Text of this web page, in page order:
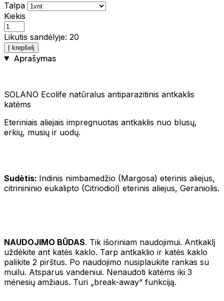
Talpa
Kiekis
Likutis sandėlyje: 20
Į krepšelį
Aprašymas
SOLANO Ecolife natūralus antiparazitinis antkaklis
katėms
Eteriniais aliejais impregnuotas antkaklis nuo blusų,
erkių, musių ir uodų.
Sudėtis: Indinis nimbamedžio (Margosa) eterinis aliejus,
citrinininio eukalipto (Citriodiol) eterinis aliejus, Geraniolis.
NAUDOJIMO BŪDAS. Tik išoriniam naudojimui. Antkaklį
uždėkite ant katės kaklo. Tarp antkaklio ir katės kaklo
palikite 2 pirštus. Po naudojimo nusiplaukite rankas su
muilu. Atsparus vandeniui. Nenaudoti katėms iki 3
mėnesių amžiaus. Turi „break-away“ funkciją.